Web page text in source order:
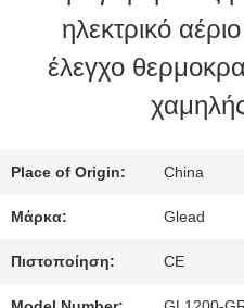
ΕΠΙΣΚΈΨΕΙΣ
ΣΤΟ
ΕΡΓΟΣΤΆΣΙΟ
ηλεκτρικό
έλεγχο
Place of Origin: China
Μάρκα: Glead
Πιστοποίηση: CE